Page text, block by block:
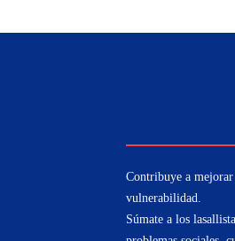
Contribuye a
vulnerabilidad.
Súmate a los